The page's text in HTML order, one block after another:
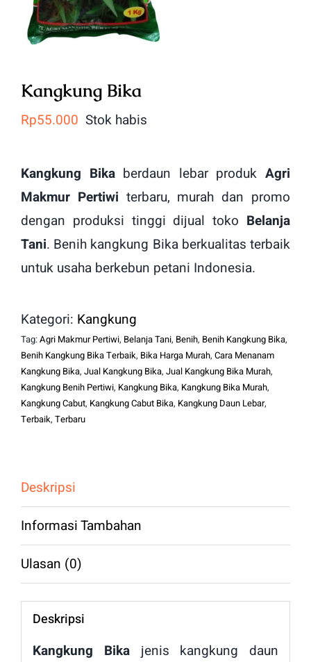
Kangkung Bika
Rp55.000 Stok habis
Kangkung Bika berdaun lebar produkAgri
Makmur Pertiwi terbaru, murah dan promo
dengan produksi tinggi dijual toko Belanja
Tani. Benih kangkung Bika berkualitas terbaik
untuk usaha berkebun petani Indonesia.
Kategori: Kangkung
Tag:Agri Makmur Pertiwi, Belanja Tani, Benih, Benih Kangkung Bika,
Benih Kangkung Bika Terbaik, Bika Harga Murah, Cara Menanam
Kangkung Bika, Jual Kangkung Bika, Jual Kangkung Bika Murah,
Kangkung Benih Pertiwi, Kangkung Bika, Kangkung Bika Murah,
Kangkung Cabut, Kangkung Cabut Bika, Kangkung Daun Lebar,
Terbaik, Terbaru
Deskripsi
Informasi Tambahan
Ulasan (0)
Deskripsi
Kangkung Bika jenis kangkung daun